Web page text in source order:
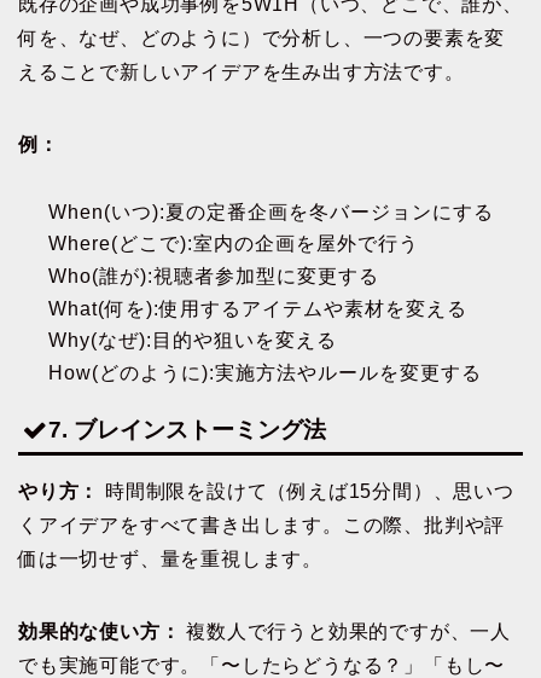
何を、なぜ、どのように）で分析し、一つの要素を変
えることで新しいアイデアを生み出す方法です。
例：
When(いつ):夏の定番企画を冬バージョンにする
Where(どこで):室内の企画を屋外で行う
Who(誰が):視聴者参加型に変更する
What(何を):使用するアイテムや素材を変える
Why(なぜ):目的や狙いを変える
How(どのように):実施方法やルールを変更する
7. ブレインストーミング法
やり方：
時間制限を設けて（例えば15分間）、思いつ
くアイデアをすべて書き出します。この際、批判や評
価は一切せず、量を重視します。
効果的な使い方：
複数人で行うと効果的ですが、一人
でも実施可能です。「〜したらどうなる？」「もし〜